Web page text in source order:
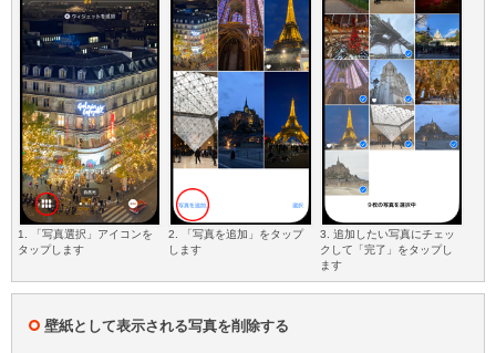
1. 「写真選択」アイコンを
タップします
2. 「写真を追加」をタップ
します
3. 追加したい写真にチェッ
クして「完了」をタップし
ます
壁紙として表示される写真を削除する